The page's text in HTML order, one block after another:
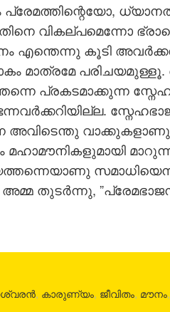
വികല്പമെന്നോ
എന്തെന്നു കൂടി
മാത്രമേ
പ്രകടമാക്കുന്ന
അവിടെന്തു
മഹാമൗനികളുമായി
അമ്മ തുടര്‍ന്നു,
, കാരുണ്യം, ജീവിതം, മൗനം,